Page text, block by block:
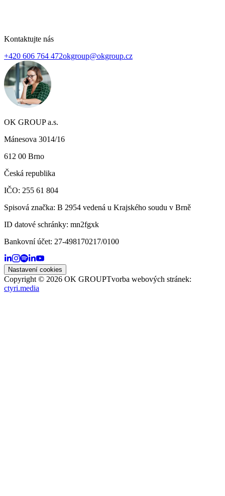
Kontaktujte nás
+420 606 764 472okgroup@okgroup.cz
OK GROUP a.s.
Mánesova 3014/16
612 00 Brno
Česká republika
IČO: 255 61 804
Spisová značka: B 2954 vedená u Krajského soudu v Brně
ID datové schránky: mn2fgxk
Bankovní účet: 27-498170217/0100
Nastavení cookies
Copyright © 2026 OK GROUPTvorba webových stránek:
ctyri.media